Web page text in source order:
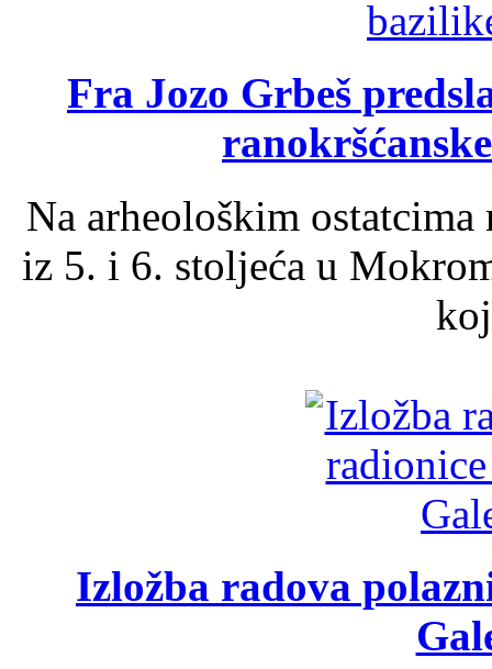
Fra Jozo Grbeš
Na arheološkim
iz 5. i 6. stoljeća u
Izložba radova